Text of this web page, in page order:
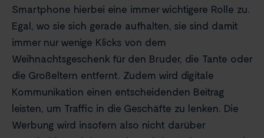
Smartphone hierbei eine immer wichtigere Rolle zu.
Egal, wo sie sich gerade aufhalten, sie sind damit
immer nur wenige Klicks von dem
Weihnachtsgeschenk für den Bruder, die Tante oder
die Großeltern entfernt. Zudem wird digitale
Kommunikation einen entscheidenden Beitrag
leisten, um Traffic in die Geschäfte zu lenken. Die
Werbung wird insofern also nicht darüber